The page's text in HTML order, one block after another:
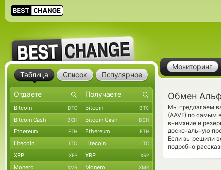
Мониторинг
Обмен
Мы предлагаем
(AAVE) по самым
внимание и
доскональную
Если вы решили
подробно
Таблица Список Популярное
Bitcoin BTC Bitcoin BTC
Bitcoin Cash BCH Bitcoin Cash BCH
Ethereum ETH Ethereum ETH
Litecoin LTC Litecoin LTC
XRP XRP XRP XRP
Monero XMR Monero XMR